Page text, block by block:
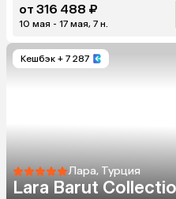
от 316 488 ₽
10 мая - 17 мая, 7 н.
Кешбэк + 7 287
Лара, Турция
Lara Barut